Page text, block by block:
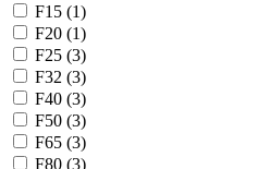
F15 (1)
F20 (1)
F25 (3)
F32 (3)
F40 (3)
F50 (3)
F65 (3)
F80 (3)